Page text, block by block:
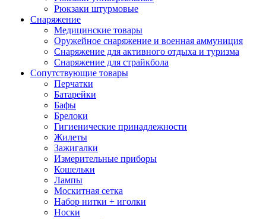
Рюкзаки штурмовые
Снаряжение
Медицинские товары
Оружейное снаряжение и военная аммуниция
Снаряжение для активного отдыха и туризма
Снаряжение для страйкбола
Сопутствующие товары
Перчатки
Батарейки
Бафы
Брелоки
Гигиенические принадлежности
Жилеты
Зажигалки
Измерительные приборы
Кошельки
Лампы
Москитная сетка
Набор нитки + иголки
Носки